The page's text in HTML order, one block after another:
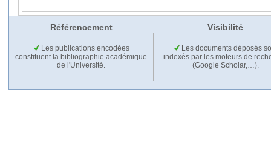
Référencement Visibilité
Les publications encodées
constituent la bibliographie académique
de l'Université.
Les documents déposés
indexés par les moteurs de
(Google Scholar,…).